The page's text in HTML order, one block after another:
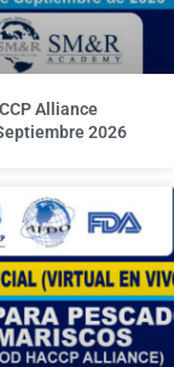
Alliance
2026